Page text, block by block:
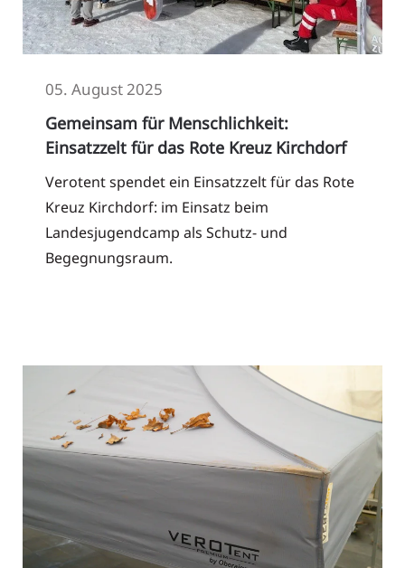
05. August 2025
Gemeinsam für Menschlichkeit:
Einsatzzelt für das Rote Kreuz Kirchdorf
Verotent spendet ein Einsatzzelt für das Rote
Kreuz Kirchdorf: im Einsatz beim
Landesjugendcamp als Schutz- und
Begegnungsraum.